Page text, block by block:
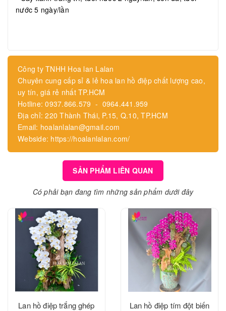
nước 5 ngày/lần
Công ty TNHH Hoa lan Lalan
Chuyên cung cấp sỉ & lẻ hoa lan hồ điệp chất lượng cao,
uy tín, giá rẻ nhất TP.HCM
Hotline: 0937.866.579 - 0964.441.959
Địa chỉ: 220 Thành Thái, P.15, Q.10, TP.HCM
Email: hoalanlalan@gmail.com
Webside: https://hoalanlalan.com/
SẢN PHẨM LIÊN QUAN
Có phải bạn đang tìm những sản phẩm dưới đây
Lan hồ điệp trắng ghép
Lan hồ điệp tím đột biến